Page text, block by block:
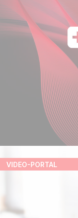
VIDEO-PORTAL